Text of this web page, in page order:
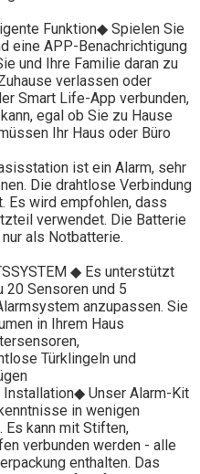
Funktion◆ Spielen Sie
eine APP-Benachrichtigung
und Ihre Familie daran zu
verlassen oder
Smart Life-App verbunden,
egal ob Sie zu Hause
Ihr Haus oder Büro
ist ein Alarm, sehr
Die drahtlose Verbindung
Es wird empfohlen, dass
verwendet. Die Batterie
als Notbatterie.
◆ Es unterstützt
20 Sensoren und 5
anzupassen. Sie
in Ihrem Haus
Türklingeln und
Unser Alarm-Kit
in wenigen
Es kann mit Stiften,
verbunden werden - alle
enthalten. Das